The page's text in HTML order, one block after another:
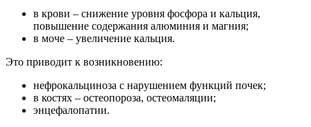
в крови – снижение уровня фосфора и кальция,
повышение содержания алюминия и магния;
в моче – увеличение кальция.
Это приводит к возникновению:
нефрокальциноза с нарушением функций почек;
в костях – остеопороза, остеомаляции;
энцефалопатии.